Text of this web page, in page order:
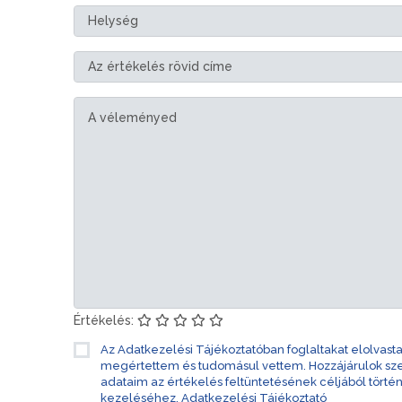
Értékelés:
Az Adatkezelési Tájékoztatóban foglaltakat
megértettem és tudomásul vettem. Hozzájárulok
adataim az értékelés feltüntetésének céljából
kezeléséhez. Adatkezelési Tájékoztató